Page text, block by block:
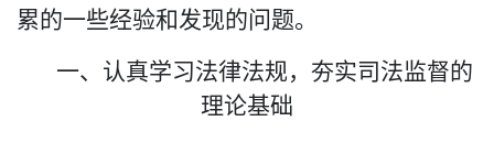
累的一些经验和发现的问题。
一、 认真学习法律法规，夯实司法监督的
理论基础